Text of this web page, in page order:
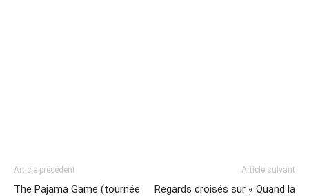
Article précédent
The Pajama Game (tournée
Article suivant
Regards croisés sur « Quand la